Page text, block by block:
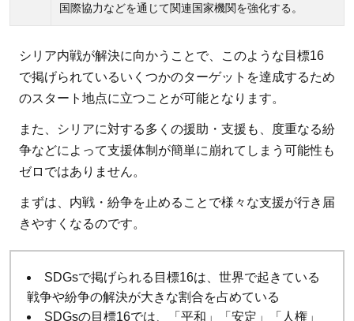
国際協力などを通じて関連国家機関を強化する。
シリア内戦が解決に向かうことで、このような目標16
で掲げられているいくつかのターゲットを達成するため
のスタート地点に立つことが可能となります。
また、シリアに対する多くの援助・支援も、度重なる紛
争などによって支援体制が簡単に崩れてしまう可能性も
ゼロではありません。
まずは、内戦・紛争を止めることで様々な支援が行き届
きやすくなるのです。
SDGsで掲げられる目標16は、世界で起きている
戦争や紛争の解決が大きな割合を占めている
SDGsの目標16では、「平和」「安定」「人権」